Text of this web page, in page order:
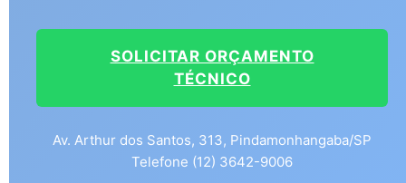
SOLICITAR ORÇAMENTO
TÉCNICO
Av. Arthur dos Santos, 313, Pindamonhangaba/SP
Telefone (12) 3642-9006